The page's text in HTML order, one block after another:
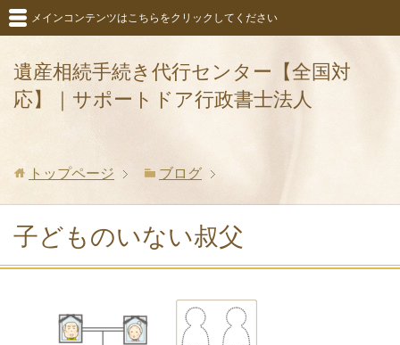
遺産相続手続き代行センター【全国対
応】｜サポートドア行政書士法人
メインコンテンツはこちらをクリックしてください
トップページ ブログ
子どものいない叔父